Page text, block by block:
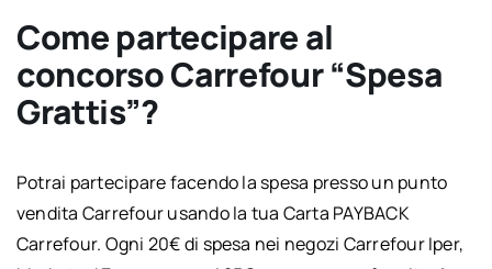
Come partecipare al
concorso Carrefour “Spesa
Grattis”?
Potrai partecipare facendo la spesa presso un punto
vendita Carrefour usando la tua Carta PAYBACK
Carrefour. Ogni 20€ di spesa nei negozi Carrefour Iper,